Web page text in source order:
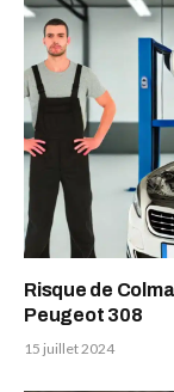
Risque de
Peugeot 308
15 juillet 2024